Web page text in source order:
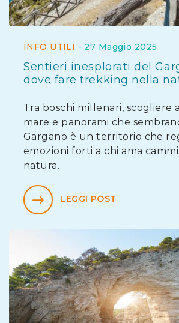
INFO UTILI - 27 Maggio 2025
Sentieri inesplorati del
dove fare trekking nella
Tra boschi millenari, scogliere
mare e panorami che
Gargano è un territorio che
emozioni forti a chi ama
natura.
LEGGI POST